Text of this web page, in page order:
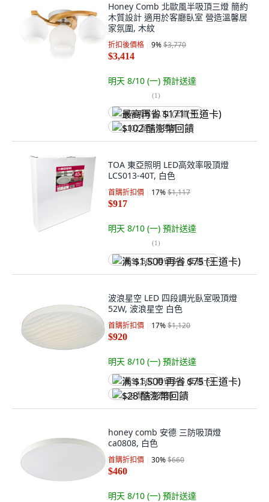
Honey Comb 北歐風半吸頂三燈 簡約
木質設計 適用於客廳臥室 營造溫馨居
家氛圍, 木紋
折扣後價格 9%$3,770
$3,414
明天 8/10 (一) 預計送達
(1)
最高再省 $171 (王道卡)
$102 酷澎幣回饋
TOA 東亞照明 LED高效率吸頂燈
LCS013-40T, 白色
首購折扣價 17%$1,117
$917
明天 8/10 (一) 預計送達
(1)
满 $1,500 再省 $75 (王道卡)
波浪星空 LED 四段調光臥室吸頂燈
52W, 波浪星空 白色
首購折扣價 17%$1,120
$920
明天 8/10 (一) 預計送達
满 $1,500 再省 $75 (王道卡)
$28 酷澎幣回饋
honey comb 安德 三防吸頂燈
ca0808, 白色
首購折扣價 30%$660
$460
明天 8/10 (一) 預計送達